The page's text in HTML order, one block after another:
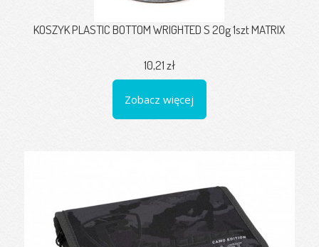
KOSZYK PLASTIC BOTTOM WRIGHTED S 20g 1szt MATRIX
10,21 zł
Zobacz więcej